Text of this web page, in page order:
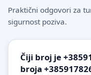
Praktični odgovori za
sigurnost poziva.
Čiji broj je
broja